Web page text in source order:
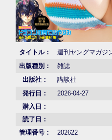
タイトル：
週刊ヤングマガジ
出版種別：
雑誌
出版社：
講談社
発行日：
2026-04-27
購入日：
読了日：
管理番号：
202622